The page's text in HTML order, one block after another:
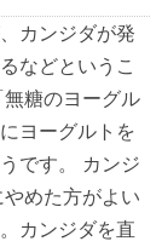
カンジダが発
などというこ
糖のヨーグル
ヨーグルトを
です。 カンジ
めた方がよい
カンジダを直